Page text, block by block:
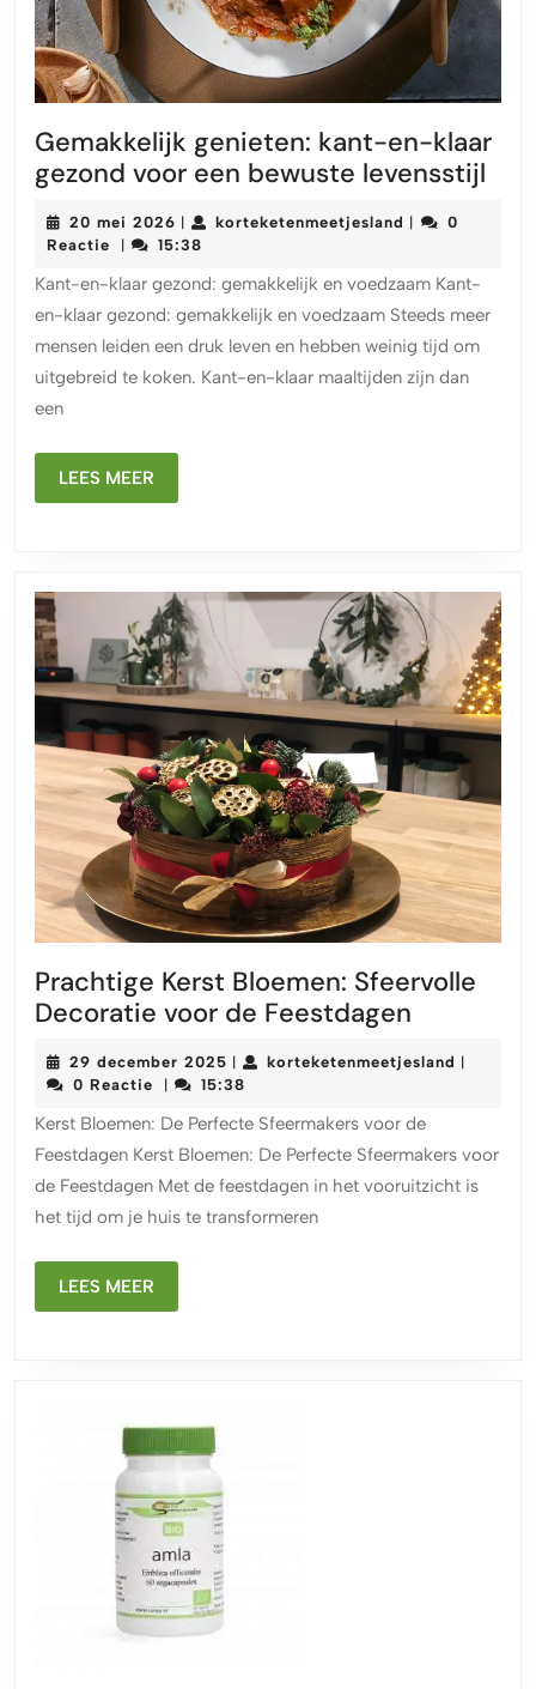
Gemakkelijk genieten: kant-en-klaar
gezond voor een bewuste levensstijl
20 mei 2026 20
mei
korteketenmeetjesland
0
Reactie
15:38
Kant-en-klaar gezond: gemakkelijk en voedzaam Kant-
en-klaar gezond: gemakkelijk en voedzaam Steeds meer
mensen leiden een druk leven en hebben weinig tijd om
uitgebreid te koken. Kant-en-klaar maaltijden zijn dan
een
LEES MEER
MEER
Prachtige Kerst Bloemen: Sfeervolle
Decoratie voor de Feestdagen
Bloemen:
Decoratie
voor
de
29 december 2025 29
december
| korteketenmeetjesland |
0 Reactie | 15:38
Kerst Bloemen: De Perfecte Sfeermakers voor de
Feestdagen Kerst Bloemen: De Perfecte Sfeermakers voor
de Feestdagen Met de feestdagen in het vooruitzicht is
het tijd om je huis te transformeren
LEES MEER
MEER